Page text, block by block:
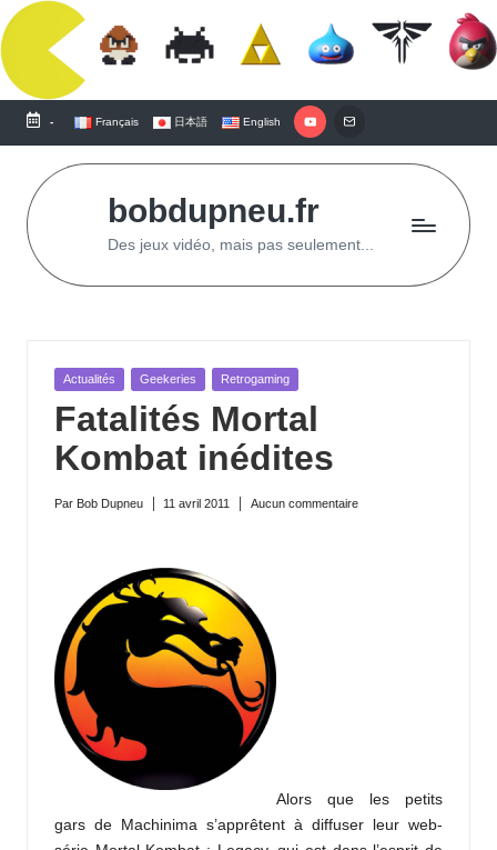
Accéder
directement
au
contenu- Français 日本語 English
Youtube
Ecrire
bobdupneu.fr
Des jeux vidéo, mais pas seulement...
Publié
Actualités Geekeries Retrogaming
Fatalités Mortal
Kombat inédites
Par Bob Dupneu 11 avril 2011 Aucun commentaire
Alors que les petits
gars de
Machinima s’apprêtent à diffuser leur web-